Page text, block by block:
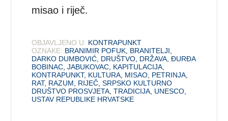
misao i riječ.
OBJAVLJENO U: KONTRAPUNKT
OZNAKE: BRANIMIR POFUK BRANITELJI
DARKO DUMBOVIĆ DRUŠTVO DRŽAVA ,ĐURĐA
BOBINAC ,JABUKOVAC KAPITULACIJA
KONTRAPUNKT, KULTURA MISAO PETRINJA
RAT, RAZUM RIJEČ ,SRPSKO KULTURNO
DRUŠTVO PROSVJETA ,TRADICIJA UNESCO
USTAV REPUBLIKE HRVATSKE